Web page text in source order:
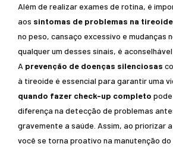
Além de realizar exames de rotina, é
aos sintomas de problemas na tireoide
no peso, cansaço excessivo e mudanças
qualquer um desses sinais, é
A prevenção de doenças silenciosas
à tireoide é essencial para garantir uma
quando fazer check-up completo
diferença na detecção de problemas
gravemente a saúde. Assim, ao priorizar
você se torna proativo na manutenção